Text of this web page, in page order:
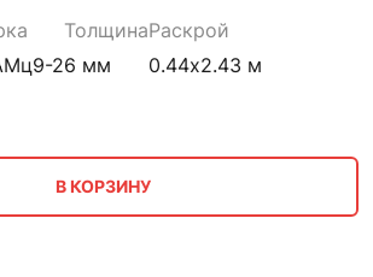
2
Толщина
6 мм
Раскрой
0.44х2.43 м
В КОРЗИНУ